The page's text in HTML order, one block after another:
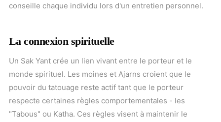
conseille chaque individu lors d'un entretien personnel.
La connexion spirituelle
Un Sak Yant crée un lien vivant entre le porteur et le
monde spirituel. Les moines et Ajarns croient que le
pouvoir du tatouage reste actif tant que le porteur
respecte certaines règles comportementales - les
"Tabous" ou Katha. Ces règles visent à maintenir le